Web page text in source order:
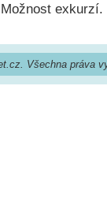
exkurzí.
Všechna práva